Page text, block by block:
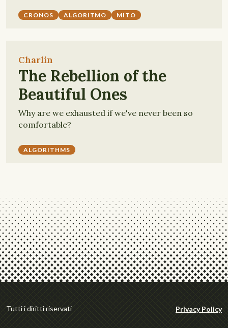
CRONOS ALGORITMO MITO
Charlin
The Rebellion of the
Beautiful Ones
Why are we exhausted if we've never been so
comfortable?
ALGORITHMS
Tutti i diritti riservati Privacy Policy